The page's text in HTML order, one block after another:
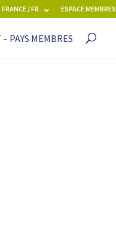
FRANCE / FR ESPACE MEMBRES
PAYS MEMBRES